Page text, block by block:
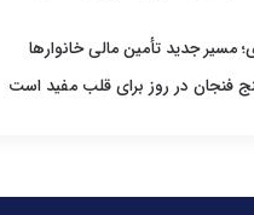
مسیر جدید تأمین مالی خانوارها
فنجان در روز برای قلب مفید است